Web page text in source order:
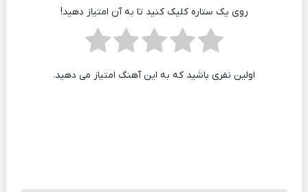
روی یک ستاره کلیک کنید تا به آن امتیاز دهید!
اولین نفری باشید که به این آهنگ امتیاز می دهید.